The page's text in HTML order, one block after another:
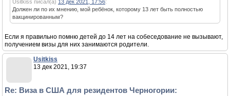
Usitkiss писал(а) 13 дек 2021, 17:56:
Должен ли по их мнению, мой ребёнок, которому 13 лет быть полностью
вакцинированным?
Если я правильно помню детей до 14 лет на собеседование не вызывают,
получением визы для них занимаются родители.
Usitkiss
13 дек 2021, 19:37
Re: Виза в США для резидентов Черногории: